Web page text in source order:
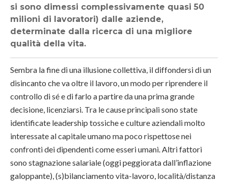
si sono dimessi complessivamente quasi 50
milioni di lavoratori) dalle aziende,
determinate dalla ricerca di una migliore
qualità della vita.
Sembra la fine di una illusione collettiva, il diffondersi di un
disincanto che va oltre il lavoro, un modo per riprendere il
controllo di sé e di farlo a partire da una prima grande
decisione, licenziarsi. Tra le cause principali sono state
identificate leadership tossiche e culture aziendali molto
interessate al capitale umano ma poco rispettose nei
confronti dei dipendenti come esseri umani. Altri fattori
sono stagnazione salariale (oggi peggiorata dall’inflazione
galoppante), (s)bilanciamento vita-lavoro, località/distanza